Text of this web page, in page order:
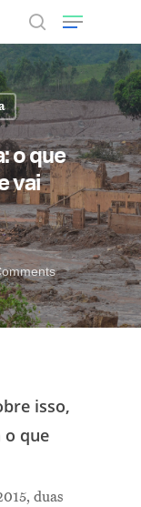
o que
vai
isso,
o que
duas